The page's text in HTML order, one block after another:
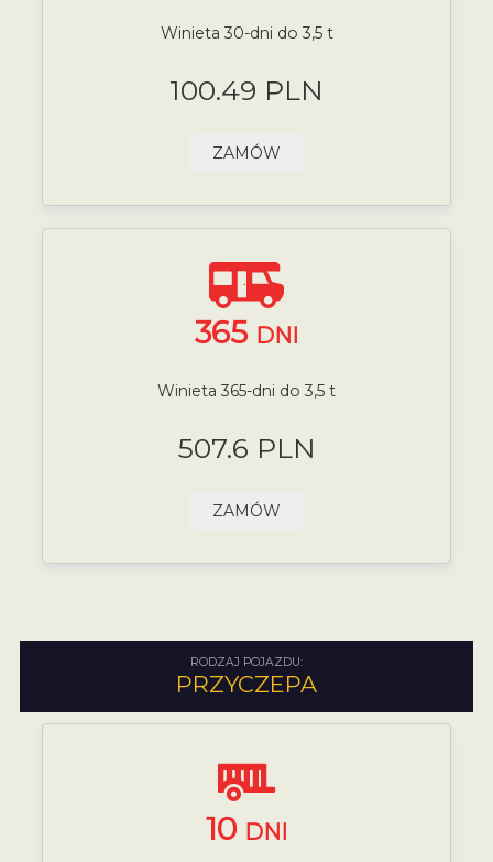
Winieta 30-dni do 3,5 t
100.49 PLN
ZAMÓW
365 DNI
Winieta 365-dni do 3,5 t
507.6 PLN
ZAMÓW
RODZAJ POJAZDU:
PRZYCZEPA
10 DNI